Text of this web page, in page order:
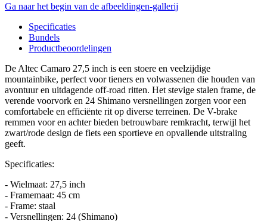
Ga naar het begin van de afbeeldingen-gallerij
Specificaties
Bundels
Productbeoordelingen
De Altec Camaro 27,5 inch is een stoere en veelzijdige
mountainbike, perfect voor tieners en volwassenen die houden van
avontuur en uitdagende off-road ritten. Het stevige stalen frame, de
verende voorvork en 24 Shimano versnellingen zorgen voor een
comfortabele en efficiënte rit op diverse terreinen. De V-brake
remmen voor en achter bieden betrouwbare remkracht, terwijl het
zwart/rode design de fiets een sportieve en opvallende uitstraling
geeft.
Specificaties:
- Wielmaat: 27,5 inch
- Framemaat: 45 cm
- Frame: staal
- Versnellingen: 24 (Shimano)